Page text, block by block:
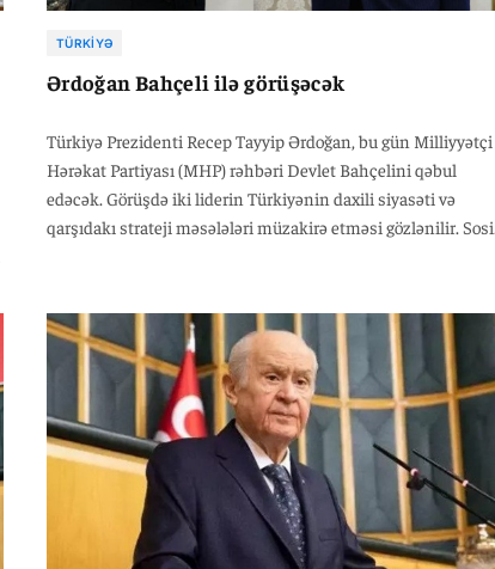
TÜRKIYƏ
Ərdoğan Bahçeli ilə görüşəcək
Türkiyə Prezidenti Recep Tayyip Ərdoğan, bu gün Milliyyətçi
Hərəkat Partiyası (MHP) rəhbəri Devlet Bahçelini qəbul
edəcək. Görüşdə iki liderin Türkiyənin daxili siyasəti və
qarşıdakı strateji məsələləri müzakirə etməsi gözlənilir.
qəbul edilməsində önəmli rol oynayacaq.